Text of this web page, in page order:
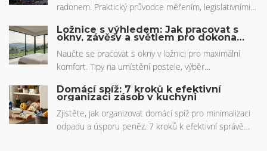
radonem. Praktický průvodce měřením, legislativními
majitele nemovitostí.
Ložnice s výhledem: Jak pracovat s
okny, závěsy a světlem pro dokonalý
Naučte se pracovat s okny v ložnici pro maximální
komfort. Tipy na umístění postele, výběr
výhled.
Domácí spíž: 7 kroků k efektivní
organizaci zásob v kuchyni
Zjistěte, jak organizovat domácí spíž pro minimalizaci
odpadu a úsporu peněz. 7 kroků k efektivní správě